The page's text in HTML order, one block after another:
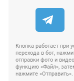
Кнопка работает при
перехода в бот,
отправки фото и
функцию «Файл»,
нажмите «Отправить».